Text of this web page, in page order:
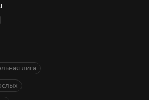
лига